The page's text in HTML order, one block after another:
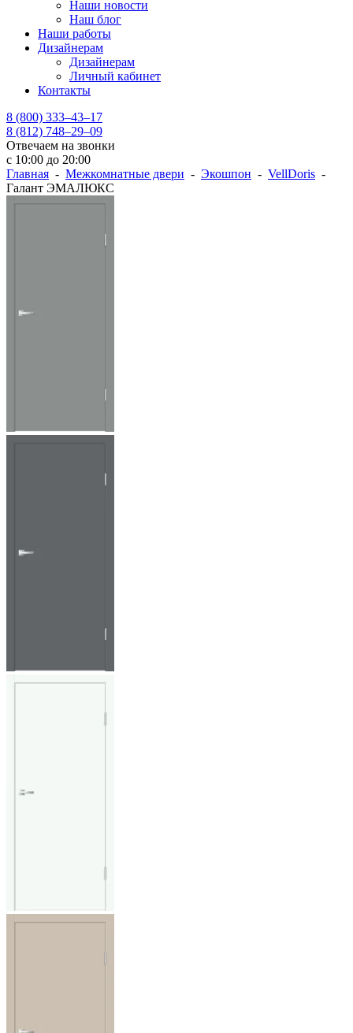
Наши новости
Наш блог
Наши работы
Дизайнерам
Дизайнерам
Личный кабинет
Контакты
8 (800) 333–43–17
8 (812) 748–29–09
Отвечаем на звонки
с 10:00 до 20:00
Главная - Межкомнатные двери - Экошпон - VellDoris -
Галант ЭМАЛЮКС